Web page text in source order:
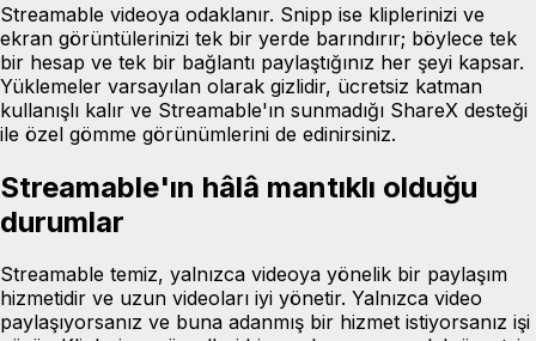
Streamable videoya odaklanır. Snipp ise kliplerinizi ve
ekran görüntülerinizi tek bir yerde barındırır; böylece tek
bir hesap ve tek bir bağlantı paylaştığınız her şeyi kapsar.
Yüklemeler varsayılan olarak gizlidir, ücretsiz katman
kullanışlı kalır ve Streamable'ın sunmadığı ShareX desteği
ile özel gömme görünümlerini de edinirsiniz.
Streamable'ın hâlâ mantıklı olduğu
durumlar
Streamable temiz, yalnızca videoya yönelik bir paylaşım
hizmetidir ve uzun videoları iyi yönetir. Yalnızca video
paylaşıyorsanız ve buna adanmış bir hizmet istiyorsanız işi